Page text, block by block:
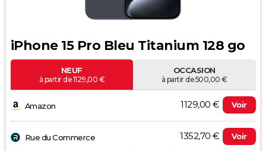
iPhone 15 Pro Bleu Titanium 128 go
NEUF
à partir de 1129,00 €
OCCASION
à partir de 500,00 €
Amazon 1129,00 € Voir
Rue du Commerce 1352,70 € Voir